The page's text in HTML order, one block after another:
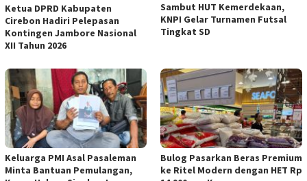
Ketua DPRD Kabupaten
Cirebon Hadiri Pelepasan
Kontingen Jambore Nasional
XII Tahun 2026
Sambut HUT Kemerdekaan,
KNPI Gelar Turnamen Futsal
Tingkat SD
Keluarga PMI Asal Pasaleman
Minta Bantuan Pemulangan,
Bulog Pasarkan Beras Premium
ke Ritel Modern dengan HET Rp